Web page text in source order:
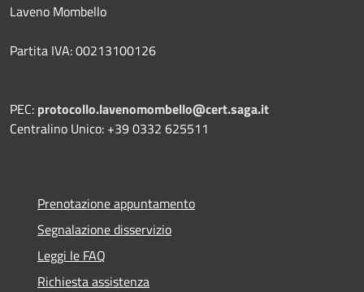
Laveno Mombello
Partita IVA: 00213100126
PEC: protocollo.lavenomombello@cert.saga.it
Centralino Unico: +39 0332 625511
Prenotazione appuntamento
Segnalazione disservizio
Leggi le FAQ
Richiesta assistenza